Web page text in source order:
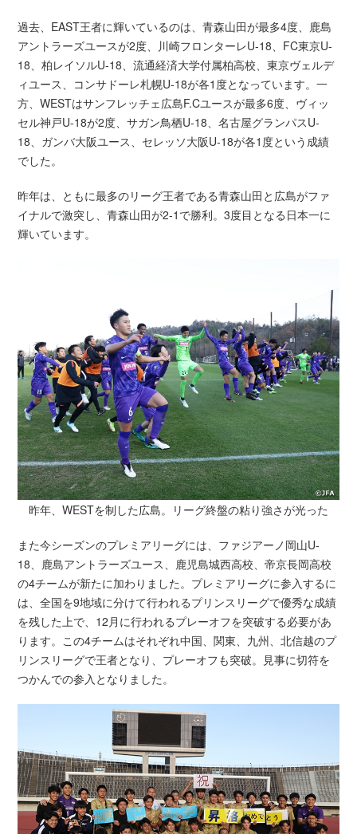
過去、EAST王者に輝いているのは、青森山田が最多4度、鹿島
アントラーズユースが2度、川崎フロンターレU-18、FC東京U-
18、柏レイソルU-18、流通経済大学付属柏高校、東京ヴェルデ
ィユース、コンサドーレ札幌U-18が各1度となっています。一
方、WESTはサンフレッチェ広島F.Cユースが最多6度、ヴィッ
セル神戸U-18が2度、サガン鳥栖U-18、名古屋グランパスU-
18、ガンバ大阪ユース、セレッソ大阪U-18が各1度という成績
でした。
昨年は、ともに最多のリーグ王者である青森山田と広島がファ
イナルで激突し、青森山田が2-1で勝利。3度目となる日本一に
輝いています。
昨年、WESTを制した広島。リーグ終盤の粘り強さが光った
また今シーズンのプレミアリーグには、ファジアーノ岡山U-
18、鹿島アントラーズユース、鹿児島城西高校、帝京長岡高校
の4チームが新たに加わりました。プレミアリーグに参入するに
は、全国を9地域に分けて行われるプリンスリーグで優秀な成績
を残した上で、12月に行われるプレーオフを突破する必要があ
ります。この4チームはそれぞれ中国、関東、九州、北信越のプ
リンスリーグで王者となり、プレーオフも突破。見事に切符を
つかんでの参入となりました。